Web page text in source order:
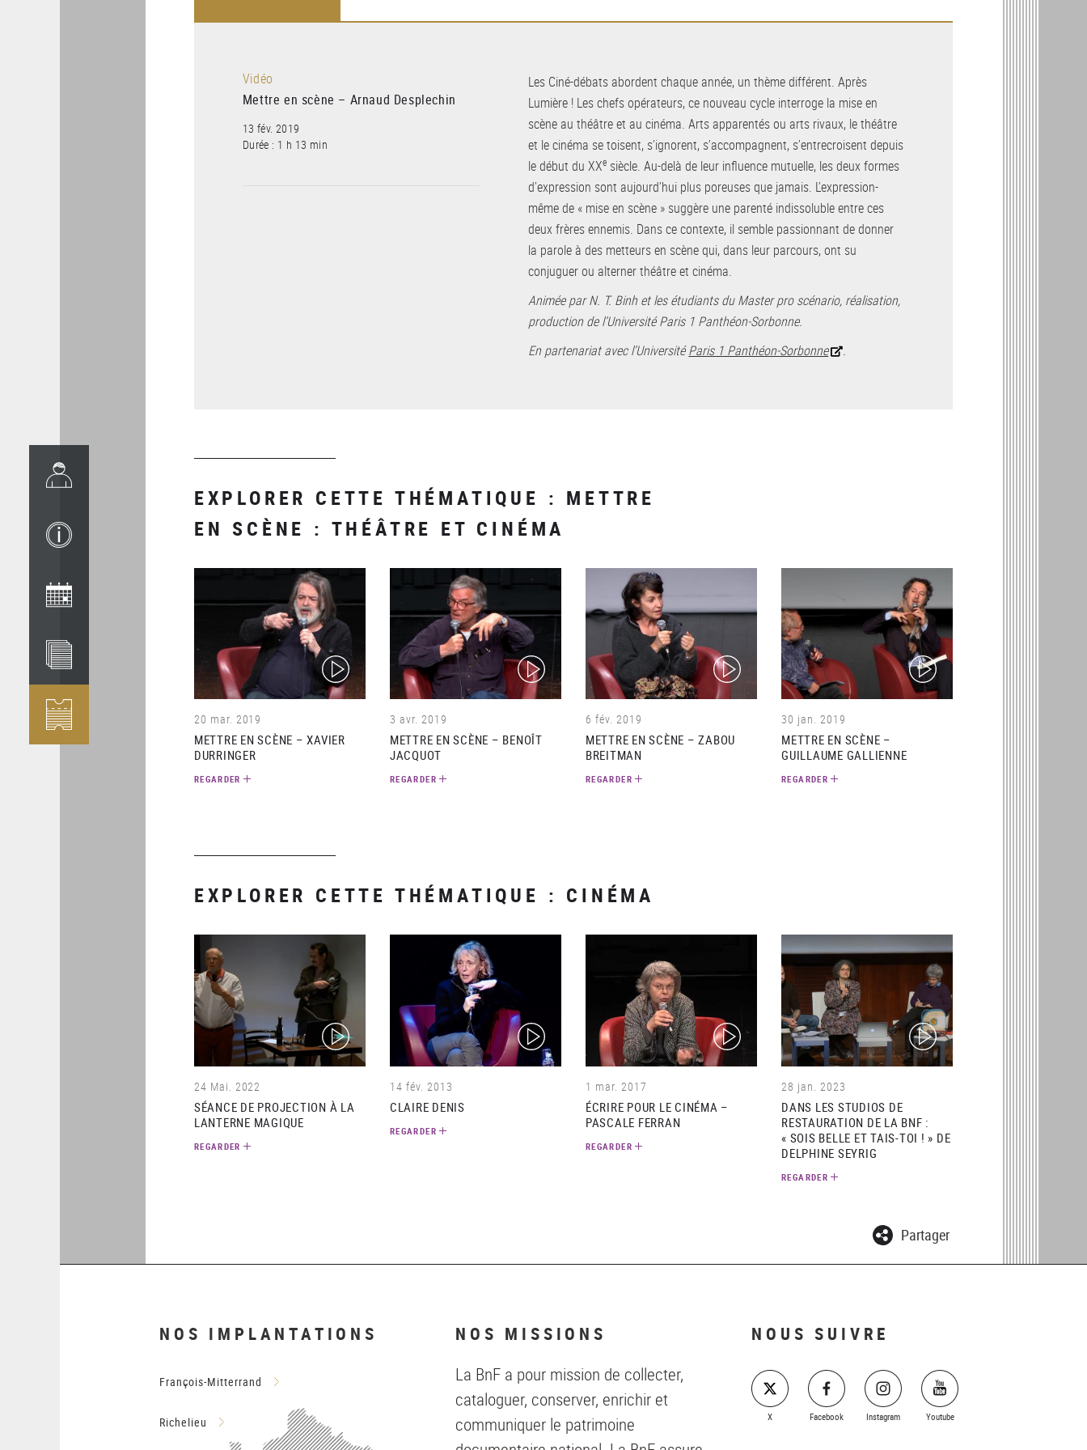
Vidéo
Mettre en scène – Arnaud Desplechin
13 fév. 2019
Durée : 1 h 13 min
Les Ciné-débats abordent chaque année, un thème différent. Après
Lumière ! Les chefs opérateurs, ce nouveau cycle interroge la mise en
scène au théâtre et au cinéma. Arts apparentés ou arts rivaux, le théâtre
et le cinéma se toisent, s’ignorent, s’accompagnent, s’entrecroisent depuis
le début du XXe siècle. Au-delà de leur influence mutuelle, les deux formes
d’expression sont aujourd’hui plus poreuses que jamais. L’expression-
même de « mise en scène » suggère une parenté indissoluble entre ces
deux frères ennemis. Dans ce contexte, il semble passionnant de donner
la parole à des metteurs en scène qui, dans leur parcours, ont su
conjuguer ou alterner théâtre et cinéma.
Animée par N. T. Binh et les étudiants du Master pro scénario, réalisation,
production de l’Université Paris 1 Panthéon-Sorbonne.
En partenariat avec l’UniversitéParis 1 Panthéon-Sorbonne .
EXPLORER CETTE THÉMATIQUE : METTRE
EN SCÈNE : THÉÂTRE ET CINÉMA
(video)
20 mar. 2019
METTRE EN SCÈNE – XAVIER
DURRINGER
REGARDER
(video)
3 avr. 2019
METTRE EN SCÈNE – BENOÎT
JACQUOT
REGARDER
(video)
6 fév. 2019
METTRE EN SCÈNE – ZABOU
BREITMAN
REGARDER
(video)
30 jan. 2019
METTRE EN SCÈNE –
GUILLAUME GALLIENNE
REGARDER
EXPLORER CETTE THÉMATIQUE : CINÉMA
(video)
24 Mai. 2022
SÉANCE DE PROJECTION À LA
LANTERNE MAGIQUE
REGARDER
(video)
14 fév. 2013
CLAIRE DENIS
REGARDER
(video)
1 mar. 2017
ÉCRIRE POUR LE CINÉMA –
PASCALE FERRAN
REGARDER
(video)
28 jan. 2023
DANS LES STUDIOS DE
RESTAURATION DE LA BNF :
« SOIS BELLE ET TAIS-TOI ! » DE
DELPHINE SEYRIG
REGARDER
Partager
NOS IMPLANTATIONS
François-Mitterrand
Richelieu
NOS MISSIONS
La BnF a pour mission de collecter,
cataloguer, conserver, enrichir et
communiquer le patrimoine
NOUS SUIVRE
X Facebook Instagram Youtube